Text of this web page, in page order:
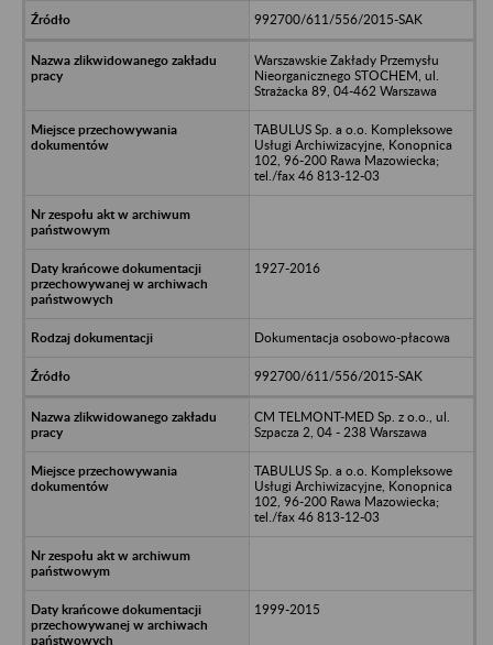
992700/611/556/2015-SAK
Warszawskie Zakłady Przemysłu
Nieorganicznego STOCHEM, ul.
Strażacka 89, 04-462 Warszawa
TABULUS Sp. a o.o. Kompleksowe
Usługi Archiwizacyjne, Konopnica
102, 96-200 Rawa Mazowiecka;
tel./fax 46 813-12-03
1927-2016
Dokumentacja osobowo-płacowa
992700/611/556/2015-SAK
CM TELMONT-MED Sp. z o.o., ul.
Szpacza 2, 04 - 238 Warszawa
TABULUS Sp. a o.o. Kompleksowe
Usługi Archiwizacyjne, Konopnica
102, 96-200 Rawa Mazowiecka;
tel./fax 46 813-12-03
1999-2015